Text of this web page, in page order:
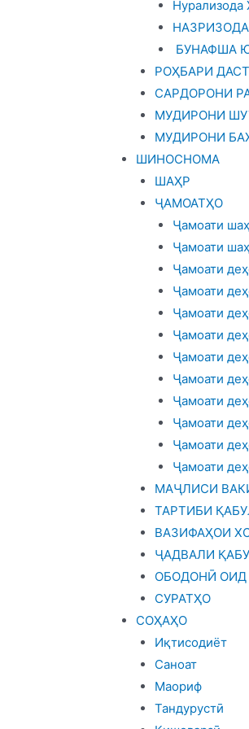
Нурализода
БУНАФША
РОҲБАРИ
САРДОРОНИ
МУДИРОНИ
МУДИРОНИ
ШИНОСНОМА
ШАҲР
ҶАМОАТҲО
Ҷамоати
Ҷамоати
Ҷамоати
Ҷамоати
Ҷамоати
Ҷамоати
Ҷамоати
Ҷамоати
Ҷамоати
Ҷамоати
Ҷамоати
Ҷамоати
МАҶЛИСИ
ТАРТИБИ
ВАЗИФАҲОИ
ҶАДВАЛИ
ОБОДОНӢ ОИД
СУРАТҲО
СОҲАҲО
Иқтисодиёт
Саноат
Маориф
Тандурустӣ